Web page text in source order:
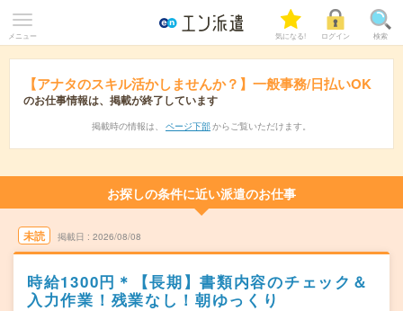
メニュー 気になる! ログイン 検索
【アナタのスキル活かしませんか？】一般事務/日払いOK
のお仕事情報は、掲載が終了しています
掲載時の情報は、 ページ下部 からご覧いただけます。
お探しの条件に近い派遣のお仕事
未読 掲載日 2026/08/08
時給1300円＊【長期】書類内容のチェック＆
入力作業！残業なし！朝ゆっくり